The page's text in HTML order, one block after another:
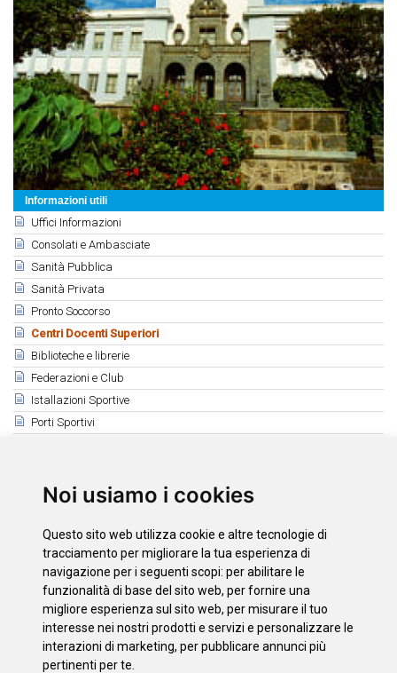
Noi usiamo i cookies
Questo sito web utilizza cookie e altre tecnologie di
tracciamento per migliorare la tua esperienza di
navigazione per i seguenti scopi: per abilitare le
funzionalità di base del sito web, per fornire una
migliore esperienza sul sito web, per misurare il tuo
interesse nei nostri prodotti e servizi e personalizzare le
interazioni di marketing, per pubblicare annunci più
pertinenti per te
Informazioni utili
Uffici Informazioni
Consolati e Ambasciate
Sanità Pubblica
Sanità Privata
Pronto Soccorso
Centri Docenti Superiori
Biblioteche e librerie
Federazioni e Club
Istallazioni Sportive
Porti Sportivi
Informazioni Religiosa
Correlati
Universidad de La Laguna
Universidad Europea de Canarias
Otros centros e institutos